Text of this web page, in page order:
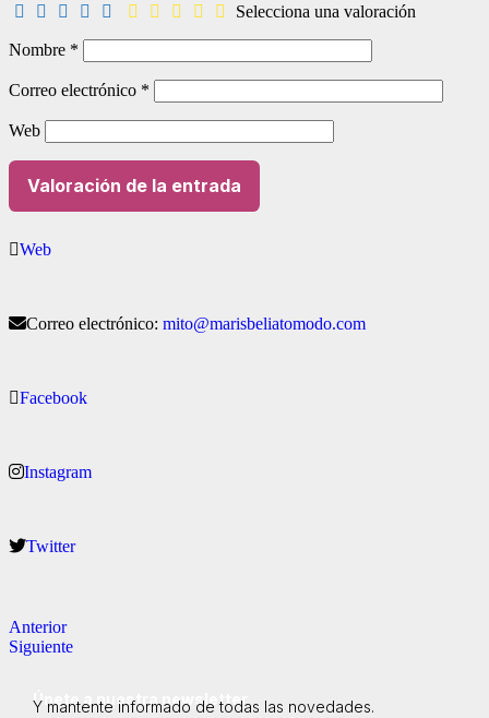
Selecciona una valoración
Nombre *
Correo electrónico *
Web
Web
Correo electrónico: mito@marisbeliatomodo.com
Facebook
Instagram
Twitter
Anterior
Siguiente
Únete a nuestra newsletter
Y mantente informado de todas las novedades.